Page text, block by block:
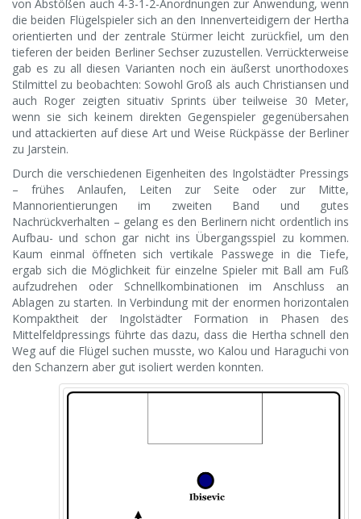
von Abstößen auch 4-3-1-2-Anordnungen zur Anwendung, wenn
die beiden Flügelspieler sich an den Innenverteidigern der Hertha
orientierten und der zentrale Stürmer leicht zurückfiel, um den
tieferen der beiden Berliner Sechser zuzustellen. Verrückterweise
gab es zu all diesen Varianten noch ein äußerst unorthodoxes
Stilmittel zu beobachten: Sowohl Groß als auch Christiansen und
auch Roger zeigten situativ Sprints über teilweise 30 Meter,
wenn sie sich keinem direkten Gegenspieler gegenübersahen
und attackierten auf diese Art und Weise Rückpässe der Berliner
zu Jarstein.
Durch die verschiedenen Eigenheiten des Ingolstädter Pressings
– frühes Anlaufen, Leiten zur Seite oder zur Mitte,
Mannorientierungen im zweiten Band und gutes
Nachrückverhalten – gelang es den Berlinern nicht ordentlich ins
Aufbau- und schon gar nicht ins Übergangsspiel zu kommen.
Kaum einmal öffneten sich vertikale Passwege in die Tiefe,
ergab sich die Möglichkeit für einzelne Spieler mit Ball am Fuß
aufzudrehen oder Schnellkombinationen im Anschluss an
Ablagen zu starten. In Verbindung mit der enormen horizontalen
Kompaktheit der Ingolstädter Formation in Phasen des
Mittelfeldpressings führte das dazu, dass die Hertha schnell den
Weg auf die Flügel suchen musste, wo Kalou und Haraguchi von
den Schanzern aber gut isoliert werden konnten.